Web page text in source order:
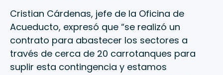
Cristian Cárdenas, jefe de la Oficina de
Acueducto, expresó que “se realizó un
contrato para abastecer los sectores a
través de cerca de 20 carrotanques para
suplir esta contingencia y estamos